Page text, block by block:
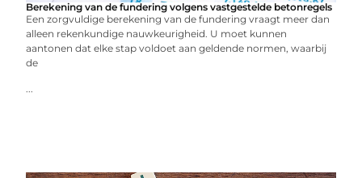
Berekening van de fundering volgens vastgestelde betonregels
Een zorgvuldige berekening van de fundering vraagt meer dan
alleen rekenkundige nauwkeurigheid. U moet kunnen
aantonen dat elke stap voldoet aan geldende normen, waarbij
de
...